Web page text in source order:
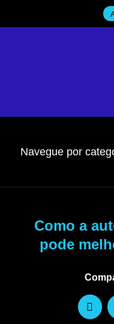
Navegue por
Como a
pode